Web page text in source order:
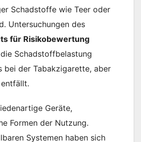
Schadstoffe wie Teer oder
Untersuchungen des
für Risikobewertung
Schadstoffbelastung
bei der Tabakzigarette, aber
Geräte,
Formen der Nutzung.
Systemen haben sich